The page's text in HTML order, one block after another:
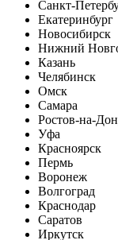
Санкт-
Екатеринбург
Новосибирск
Нижний
Казань
Челябинск
Омск
Самара
Ростов-на-
Уфа
Красноярск
Пермь
Воронеж
Волгоград
Краснодар
Саратов
Иркутск